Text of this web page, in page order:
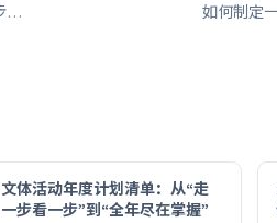
… 如何制定
文体活动年度计划清单：从“走
一步看一步”到“全年尽在掌握”